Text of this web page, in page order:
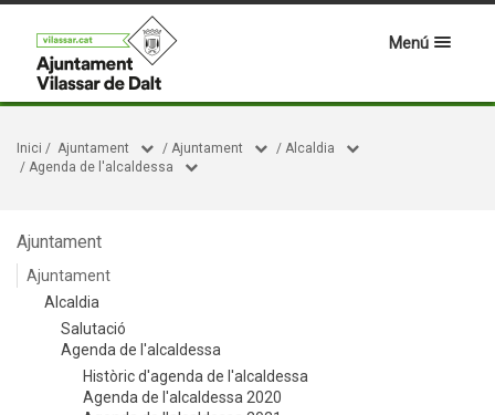
Menú
Inici / Ajuntament / Ajuntament / Alcaldia
/ Agenda de l'alcaldessa
Ajuntament
Ajuntament
Alcaldia
Salutació
Agenda de l'alcaldessa
Històric d'agenda de l'alcaldessa
Agenda de l'alcaldessa 2020